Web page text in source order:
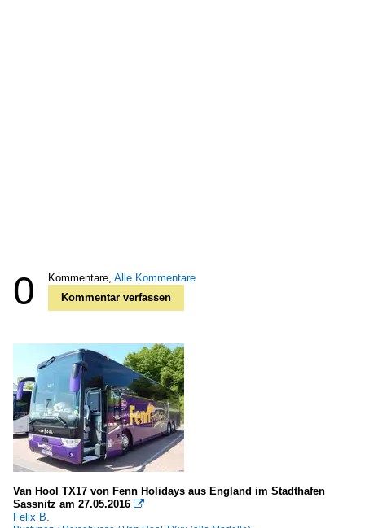
0 Kommentare, Alle Kommentare
Kommentar verfassen
Van Hool TX17 von Fenn Holidays aus England im Stadthafen
Sassnitz am 27.05.2016 
Felix B.